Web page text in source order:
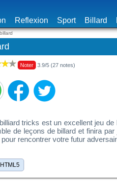
Reflexion Sport Billard
Noter 3.9/5 (27 notes)
tricks est un excellent jeu
de leçons de billard et finira
rencontrer votre futur